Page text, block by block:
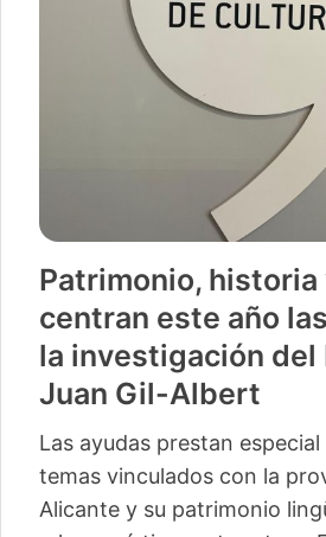
Patrimonio,
centran este año
la investigación
Juan Gil-Albert
Las ayudas prestan
temas vinculados con la
Alicante y su patrimonio